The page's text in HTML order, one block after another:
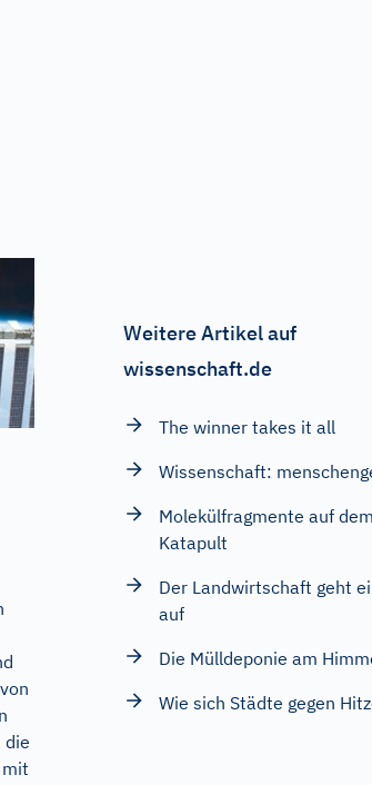
die
Weitere Artikel auf
wissenschaft.de
The winner takes it all
Wissenschaft:
Molekülfragmente auf dem
Katapult
Der Landwirtschaft geht
auf
Die Mülldeponie am
Wie sich Städte gegen